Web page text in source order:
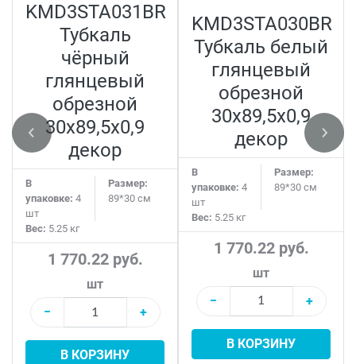
KMD3STA031BR
Тубкаль
чёрный
глянцевый
обрезной
30x89,5x0,9
декор
В
упаковке: 4
шт
Размер:
89*30 см
Вес: 5.25 кг
1 770.22 руб.
шт
−
+
В КОРЗИНУ
KMD3STA030BR
Тубкаль белый
глянцевый
обрезной
30x89,5x0,9
декор
В
упаковке: 4
шт
Размер:
89*30 см
Вес: 5.25 кг
1 770.22 руб.
шт
−
+
В КОРЗИНУ